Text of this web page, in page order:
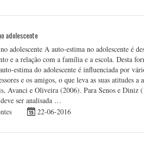
adolescente
adolescente A auto-estima no adolescente é
e a relação com a família e a escola. Desta
estima do adolescente é influenciada por
e os amigos, o que leva as suas atitudes a
Avanci e Oliveira (2006). Para Senos e Diniz
ser analisada …
22-06-2016